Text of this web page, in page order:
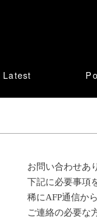
Latest
お問い合わせあ
下記に必要事項
稀にAFP通信か
ご連絡の必要な